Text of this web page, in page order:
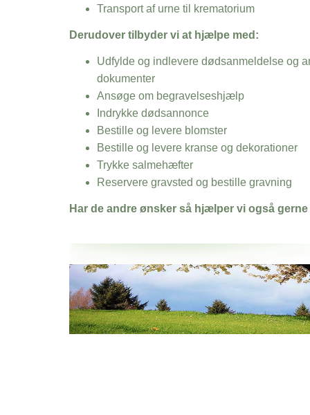
Transport af urne til krematorium
Derudover tilbyder vi at hjælpe med:
Udfylde og indlevere dødsanmeldelse og
dokumenter
Ansøge om begravelseshjælp
Indrykke dødsannonce
Bestille og levere blomster
Bestille og levere kranse og dekorationer
Trykke salmehæfter
Reservere gravsted og bestille gravning
Har de andre ønsker så hjælper vi også gerne
Her hos os får du altid en god afslutning når det gælder
Billig Bedemand Roskilde
vi hjælper i alle faser af begravelsel